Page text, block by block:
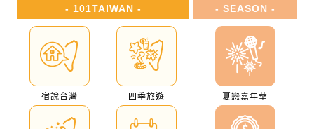
- 101TAIWAN -
宿說台灣 四季旅遊
- SEASON -
夏戀嘉年華